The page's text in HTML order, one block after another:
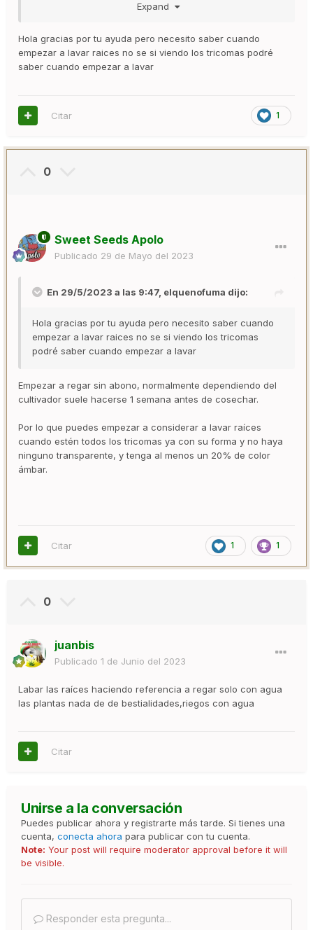
un 30% de color ámbar o a partir de que estén todos
bien formados y no hayan ninguno transparente.
Espero que te haya servido de ayuda
Un saludo,
Expand
Hola gracias por tu ayuda pero necesito saber cuando
empezar a lavar raices no se si viendo los tricomas podré
saber cuando empezar a lavar
1
Citar
0
Sweet Seeds Apolo
Publicado 29 de Mayo del 2023
En 29/5/2023 a las 9:47, elquenofuma dijo:
Hola gracias por tu ayuda pero necesito saber cuando
empezar a lavar raices no se si viendo los tricomas
podré saber cuando empezar a lavar
Empezar a regar sin abono, normalmente dependiendo del
cultivador suele hacerse 1 semana antes de cosechar.
Por lo que puedes empezar a considerar a lavar raíces
cuando estén todos los tricomas ya con su forma y no haya
ninguno transparente, y tenga al menos un 20% de color
ámbar.
1 1
Citar
0
juanbis
Publicado 1 de Junio del 2023
Labar las raíces haciendo referencia a regar solo con agua
las plantas nada de de bestialidades,riegos con agua
Citar
Unirse a la conversación
Puedes publicar ahora y registrarte más tarde. Si tienes una
cuenta, conecta ahora para publicar con tu cuenta.
Note: Your post will require moderator approval before it will
be visible.
Responder esta pregunta...